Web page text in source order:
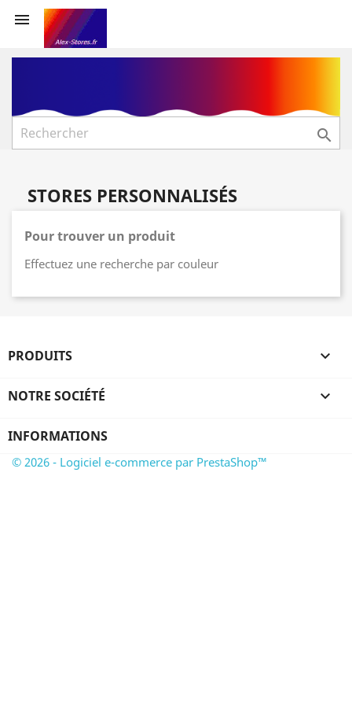


STORES PERSONNALISÉS
Pour trouver un produit
Effectuez une recherche par couleur
PRODUITS 
NOTRE SOCIÉTÉ 
INFORMATIONS
© 2026 - Logiciel e-commerce par PrestaShop™